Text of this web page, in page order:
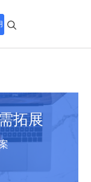
拓展